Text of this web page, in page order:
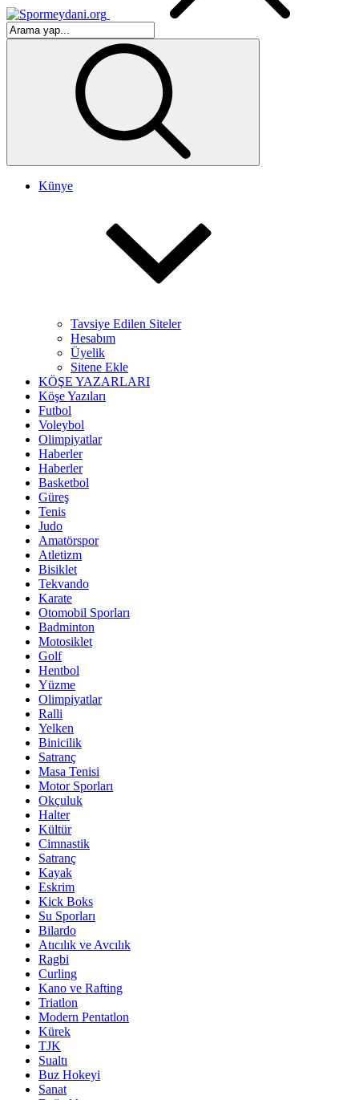
Künye
Tavsiye Edilen Siteler
Hesabım
Üyelik
Sitene Ekle
KÖŞE YAZARLARI
Köşe Yazıları
Futbol
Voleybol
Olimpiyatlar
Haberler
Haberler
Basketbol
Güreş
Tenis
Judo
Amatörspor
Atletizm
Bisiklet
Tekvando
Karate
Otomobil Sporları
Badminton
Motosiklet
Golf
Hentbol
Yüzme
Olimpiyatlar
Ralli
Yelken
Binicilik
Satranç
Masa Tenisi
Motor Sporları
Okçuluk
Halter
Kültür
Cimnastik
Satranç
Kayak
Eskrim
Kick Boks
Su Sporları
Bilardo
Atıcılık ve Avcılık
Ragbi
Curling
Kano ve Rafting
Triatlon
Modern Pentatlon
Kürek
TJK
Sualtı
Buz Hokeyi
Sanat